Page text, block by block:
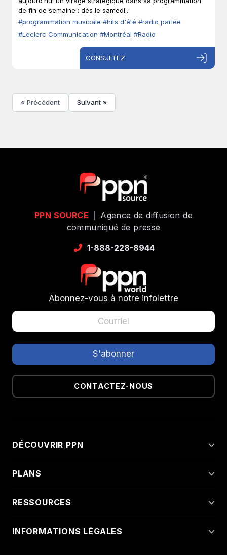
de fin de semaine : dès le samedi...
#programmation musicale #hits d'été #radio parlée
#Leclerc Communication #Montréal #Radio
CONSULTEZ
« Précédent Suivant »
PPN SOURCE
Agence de diffusion de
communiqué de presse
1-888-228-8944
Abonnez-vous à notre infolettre
CONTACTEZ-NOUS
DÉCOUVRIR PPN
PLANS
RESSOURCES
INFORMATIONS LÉGALES